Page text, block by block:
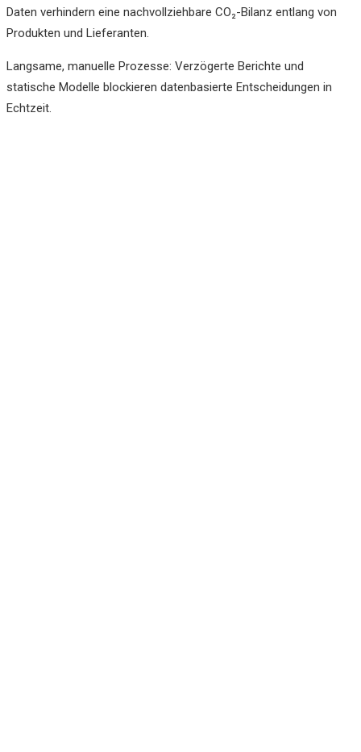
Daten verhindern eine nachvollziehbare CO₂-Bilanz entlang von
Produkten und Lieferanten.
Langsame, manuelle Prozesse: Verzögerte Berichte und
statische Modelle blockieren datenbasierte Entscheidungen in
Echtzeit.